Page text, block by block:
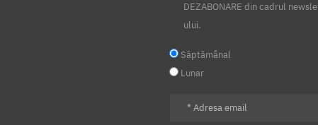
DEZABONARE din cadrul
ului.
Săptămânal
Lunar